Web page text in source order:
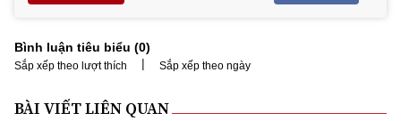
Bình luận tiêu biểu (0)
Sắp xếp theo lượt thích | Sắp xếp theo ngày
BÀI VIẾT LIÊN QUAN